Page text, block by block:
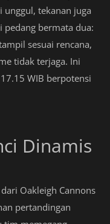
tekanan juga
pedang bermata dua:
sesuai rencana,
tidak terjaga. Ini
WIB berpotensi
Dinamis
Oakleigh Cannons
pertandingan